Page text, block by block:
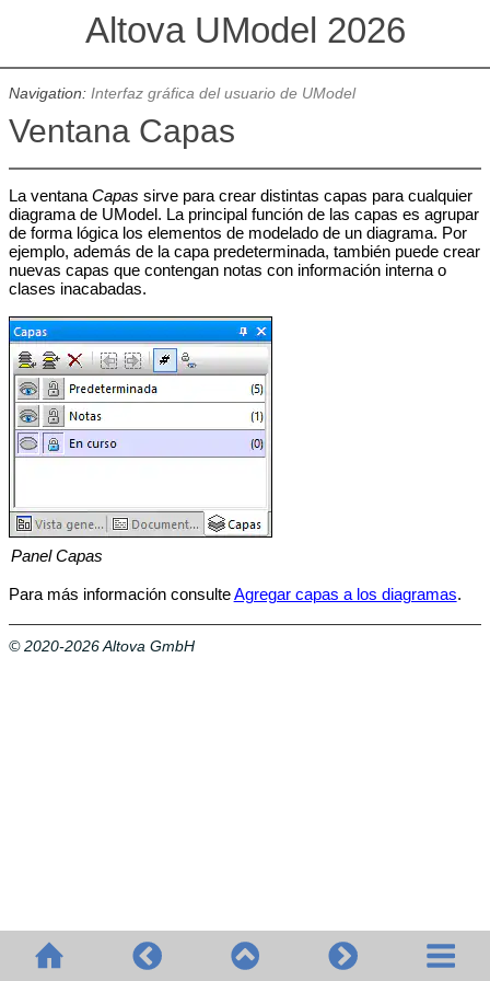
Altova UModel 2026
Navigation: Interfaz gráfica del usuario de UModel
Ventana Capas
La ventana Capas sirve para crear distintas capas para cualquier
diagrama de UModel. La principal función de las capas es agrupar
de forma lógica los elementos de modelado de un diagrama. Por
ejemplo, además de la capa predeterminada, también puede crear
nuevas capas que contengan notas con información interna o
clases inacabadas.
Panel Capas
Para más información consulteAgregar capas a los diagramas.
© 2020-2026 Altova GmbH